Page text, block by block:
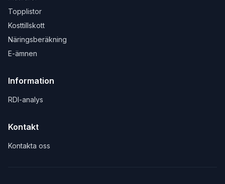
Topplistor
Kosttillskott
Näringsberäkning
E-ämnen
Information
RDI-analys
Kontakt
Kontakta oss